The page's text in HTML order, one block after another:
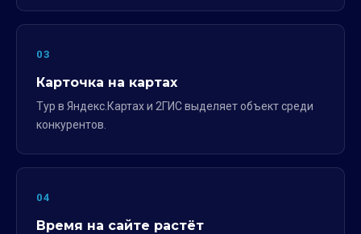
03
Карточка на картах
Тур в Яндекс.Картах и 2ГИС выделяет объект среди
конкурентов.
04
Время на сайте растёт